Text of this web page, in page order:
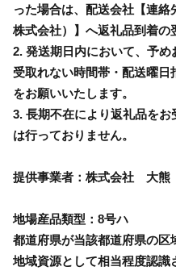
った場合は、配送会社【連絡
株式会社）】へ返礼品到着の
2. 発送期日内において、予
受取れない時間帯・配送曜
をお願いいたします。
3. 長期不在により返礼品を
は行っておりません。
提供事業者：株式会社 大熊
地場産品類型：8号ハ
都道府県が当該都道府県の区
地域資源として相当程度認